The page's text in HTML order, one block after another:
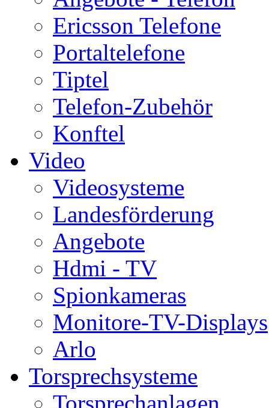
Ericsson Telefone
Portaltelefone
Tiptel
Telefon-Zubehör
Konftel
Video
Videosysteme
Landesförderung
Angebote
Hdmi - TV
Spionkameras
Monitore-TV-Displays
Arlo
Torsprechsysteme